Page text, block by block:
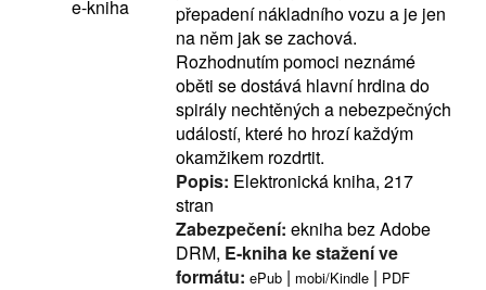
e-kniha
přepadení nákladního vozu a je jen
na něm jak se zachová.
Rozhodnutím pomoci neznámé
oběti se dostává hlavní hrdina do
spirály nechtěných a nebezpečných
událostí, které ho hrozí každým
okamžikem rozdrtit.
Popis: Elektronická kniha, 217
stran
Zabezpečení: ekniha bez Adobe
DRM, E-kniha ke stažení ve
formátu: ePub | mobi/Kindle | PDF